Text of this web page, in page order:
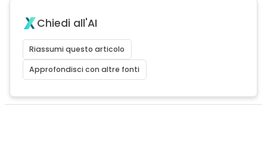
Chiedi all'AI
Riassumi questo articolo
Approfondisci con altre fonti